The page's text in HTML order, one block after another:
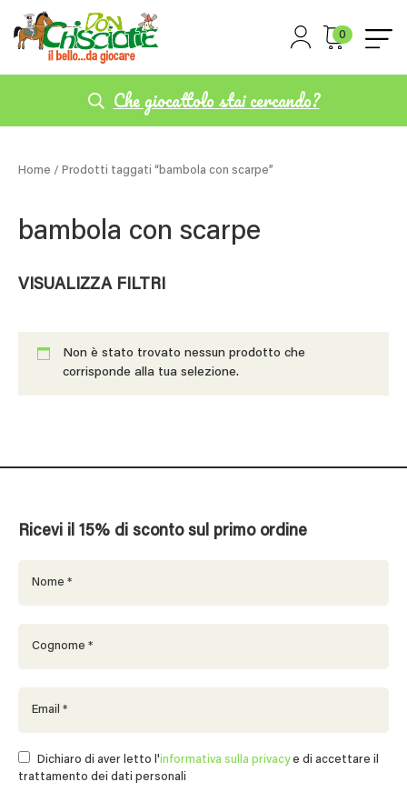
0
Che giocattolo stai cercando?
Home / Prodotti taggati “bambola con scarpe”
bambola con scarpe
VISUALIZZA FILTRI
Non è stato trovato nessun prodotto che
corrisponde alla tua selezione.
Ricevi il 15% di sconto sul primo ordine
Dichiaro di aver letto l'informativa sulla privacye di accettare il
trattamento dei dati personali